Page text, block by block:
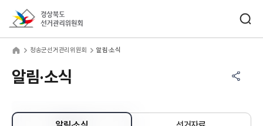
청송군선거관리위원회 알림·소식
알림·소식